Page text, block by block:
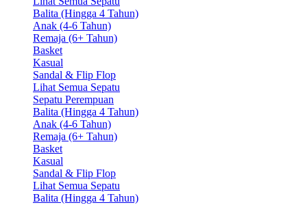
Balita (Hingga 4 Tahun)
Anak (4-6 Tahun)
Remaja (6+ Tahun)
Basket
Kasual
Sandal & Flip Flop
Lihat Semua Sepatu
Sepatu Perempuan
Balita (Hingga 4 Tahun)
Anak (4-6 Tahun)
Remaja (6+ Tahun)
Basket
Kasual
Sandal & Flip Flop
Lihat Semua Sepatu
Balita (Hingga 4 Tahun)